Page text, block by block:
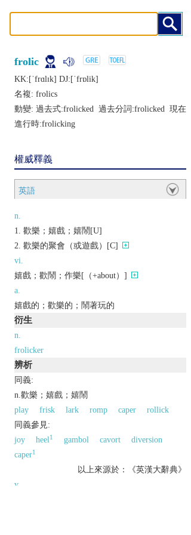
frolic
KK:[ˈfrɑlɪk] DJ:[ˈfrɒlik]
名複: frolics
動變: 過去式:frolicked 過去分詞:frolicked 現在
進行時:frolicking
權威釋義
英語
n.
歡樂；嬉戲；嬉鬧[U]
歡樂的聚會（或遊戲）[C]
vi.
嬉戲；歡鬧；作樂[（+about）]
a.
嬉戲的；歡樂的；鬧著玩的
衍生
n.
frolicker
辨析
同義:
n.歡樂；嬉戲；嬉鬧
play
frisk lark romp caper
rollick
同義參見:
joy
heel1 gambol cavort
diversion
caper1
以上來源於：《英漢大辭典》
v.